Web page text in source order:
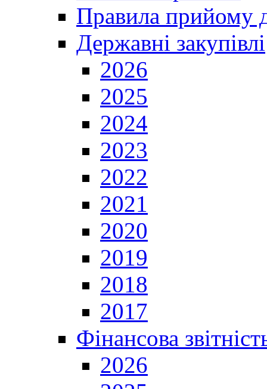
Правила прийому
Державні закупівлі
2026
2025
2024
2023
2022
2021
2020
2019
2018
2017
Фінансова
2026